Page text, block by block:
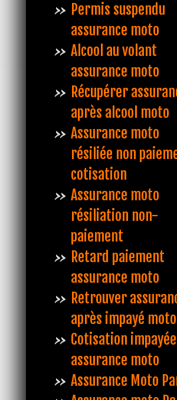
Permis suspendu
assurance moto
Alcool au volant
assurance moto
Récupérer
après alcool moto
Assurance moto
résiliée non
cotisation
Assurance moto
résiliation non-
paiement
Retard paiement
assurance moto
Retrouver
après impayé moto
Cotisation impayée
assurance moto
Assurance Moto